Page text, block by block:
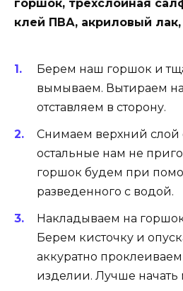
горшок, трехслойная
клей ПВА, акриловый лак,
Берем наш горшок и
вымываем. Вытираем
отставляем в сторону.
Снимаем верхний слой
остальные нам не
горшок будем при
разведенного с водой.
Накладываем на
Берем кисточку и
аккуратно
изделии. Лучше начать